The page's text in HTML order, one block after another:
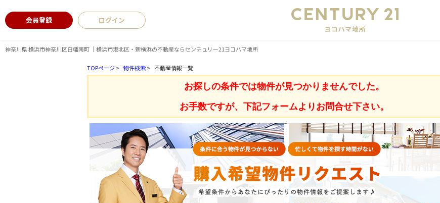
神奈川県 横浜市神奈川区白幡南町 ｜横浜市港北区・新横浜の不動産ならセンチュリー21ヨコハマ地所
会員登録 ログイン
TOPページ> 物件検索> 不動産情報一覧
お探しの条件では物件が見つかりませんでした。
お手数ですが、下記フォームよりお問合せ下さい。